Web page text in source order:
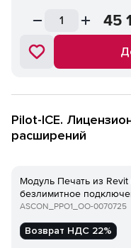
45
Pilot-ICE.
расширений
Модуль Печать из Revit
безлимитное
ASCON_PPO1_ОО-0070725
Возврат НДС 22%